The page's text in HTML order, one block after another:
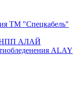
ТМ "Спецкабель"
НПП АЛАЙ
ALAY